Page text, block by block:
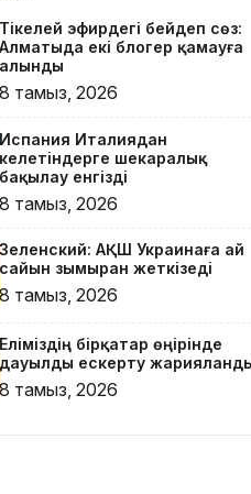
соғып, 14
мың
ғимарат
жарықсыз
БҚО-да ет
өнімдері
тексеріліп
Бельгия
Королі
Қасым-
Жомарт
Тоқаевқа
Тікелей эфирдегі бейәдеп сөз:
Алматыда екі блогер қамауға
алынды
8 тамыз, 2026
Испания Италиядан
келетіндерге шекаралық
бақылау енгізді
8 тамыз, 2026
Зеленский: АҚШ Украинаға ай
сайын зымыран жеткізеді
8 тамыз, 2026
Еліміздің бірқатар өңірінде
дауылды ескерту
8 тамыз, 2026